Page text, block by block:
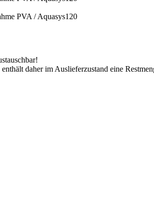
PVA / Aquasys120
daher im Auslieferzustand eine